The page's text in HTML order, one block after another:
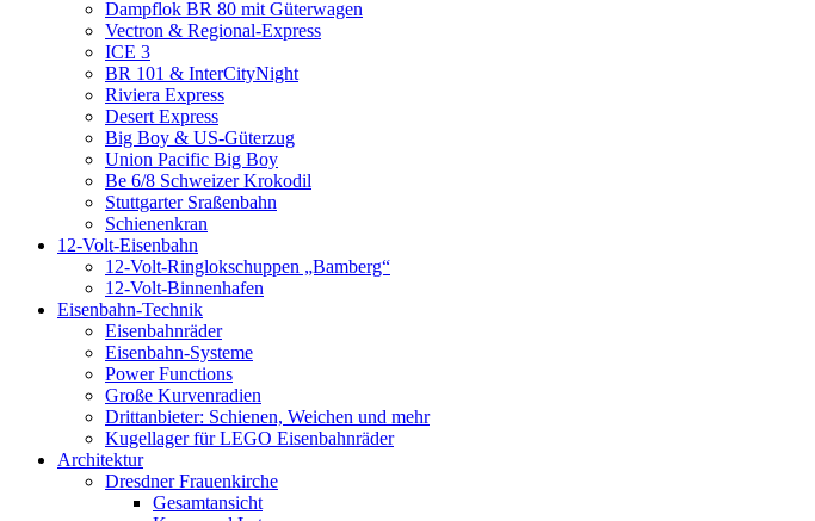
Dampflok BR 80 mit Güterwagen
Vectron & Regional-Express
ICE 3
BR 101 & InterCityNight
Riviera Express
Desert Express
Big Boy & US-Güterzug
Union Pacific Big Boy
Be 6/8 Schweizer Krokodil
Stuttgarter Sraßenbahn
Schienenkran
12-Volt-Eisenbahn
12-Volt-Ringlokschuppen „Bamberg“
12-Volt-Binnenhafen
Eisenbahn-Technik
Eisenbahnräder
Eisenbahn-Systeme
Power Functions
Große Kurvenradien
Drittanbieter: Schienen, Weichen und mehr
Kugellager für LEGO Eisenbahnräder
Architektur
Dresdner Frauenkirche
Gesamtansicht